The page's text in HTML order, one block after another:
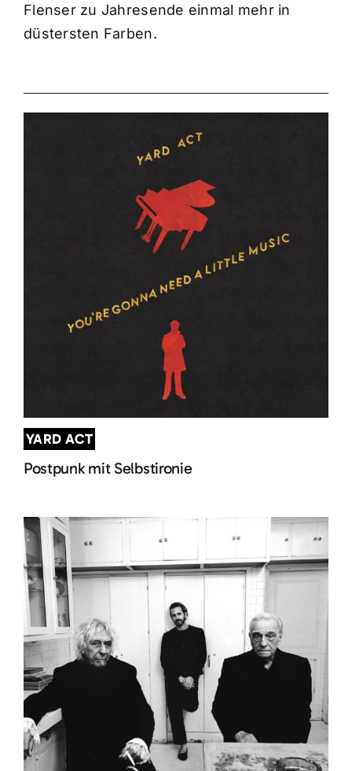
Flenser zu Jahresende einmal mehr in
düstersten Farben.
YARD ACT
Postpunk mit Selbstironie